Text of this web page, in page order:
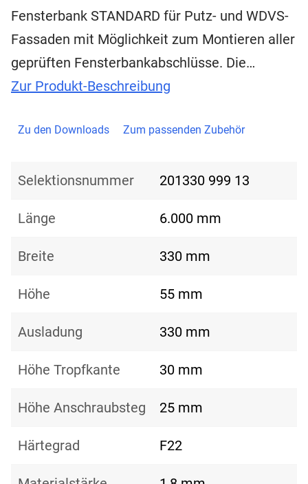
Fensterbank STANDARD für Putz- und WDVS-
Fassaden mit Möglichkeit zum Montieren aller
geprüften Fensterbankabschlüsse. Die…
Zur Produkt-Beschreibung
Zu den Downloads Zum passenden Zubehör
Selektionsnummer 201330 999 13
Länge 6.000 mm
Breite 330 mm
Höhe 55 mm
Ausladung 330 mm
Höhe Tropfkante 30 mm
Höhe Anschraubsteg 25 mm
Härtegrad F22